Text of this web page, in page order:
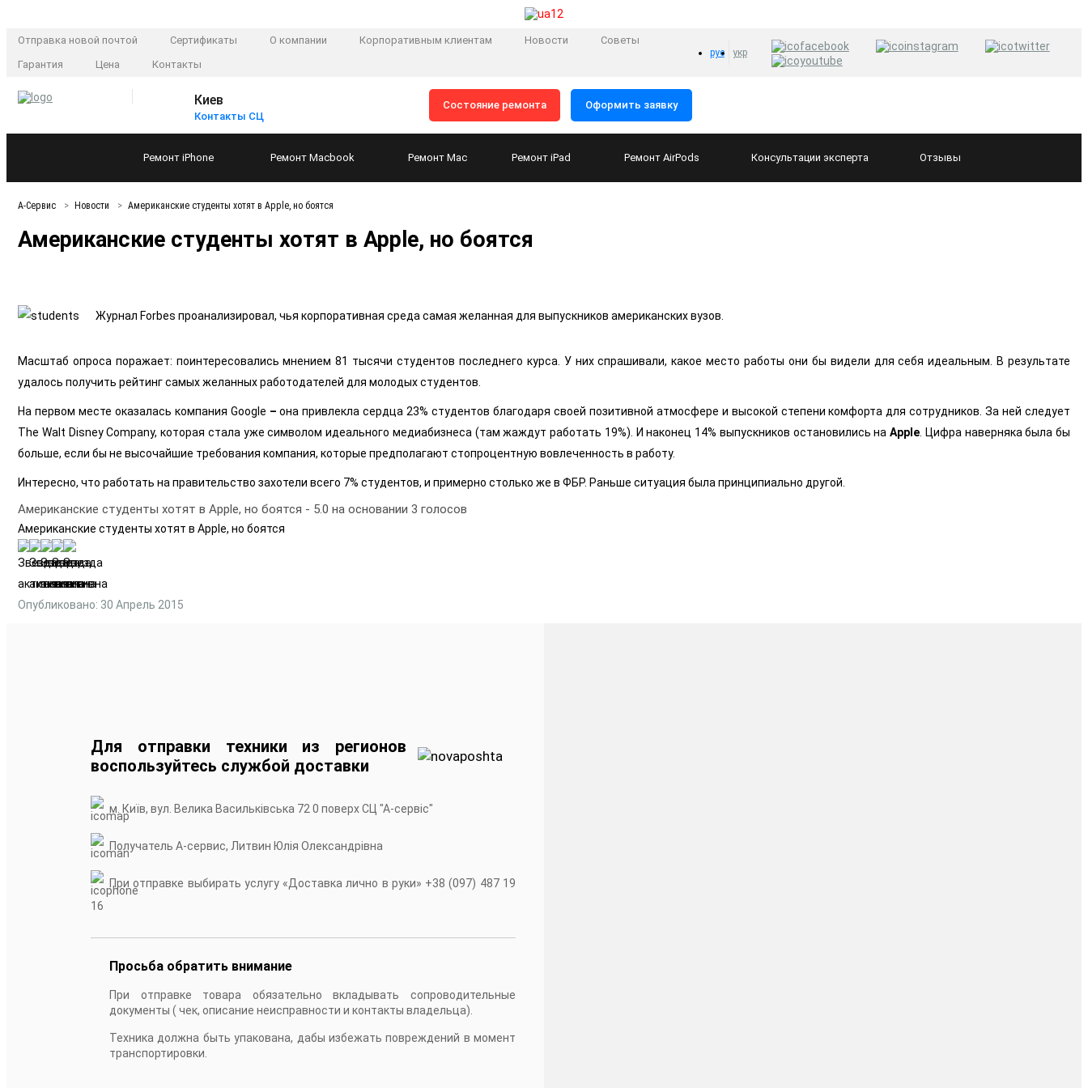
Отправка новой почтой Сертификаты О компании Корпоративным клиентам Новости
Советы
Гарантия
Цена Контакты
рус укр
Киев
Контакты СЦ
Состояние ремонта Оформить заявку
Ремонт iPhone Ремонт Macbook Ремонт Mac Ремонт iPad Ремонт AirPods Консультации эксперта Отзывы
А-Сервис Новости Американские студенты хотят в Apple, но боятся
Американские студенты хотят в Apple, но боятся
Журнал Forbes проанализировал, чья корпоративная среда самая желанная для выпускников американских вузов.
Масштаб опроса поражает: поинтересовались мнением 81 тысячи студентов последнего курса. У них спрашивали, какое место работы они бы видели для себя идеальным. В результате
удалось получить рейтинг самых желанных работодателей для молодых студентов.
На первом месте оказалась компания Google –она привлекла сердца 23% студентов благодаря своей позитивной атмосфере и высокой степени комфорта для сотрудников. За ней следует
The Walt Disney Company, которая стала уже символом идеального медиабизнеса (там жаждут работать 19%). И наконец 14% выпускников остановились на Apple . Цифра наверняка была бы
больше, если бы не высочайшие требования компания, которые предполагают стопроцентную вовлеченность в работу.
Интересно, что работать на правительство захотели всего 7% студентов, и примерно столько же в ФБР. Раньше ситуация была принципиально другой.
Американские студенты хотят в Apple, но боятся - 5.0 на основании 3 голосов
Американские студенты хотят в Apple, но боятся
Опубликовано: 30 Апрель 2015
Для отправки техники из регионов
воспользуйтесь службой доставки
м. Київ, вул. Велика Васильківська 72 0 поверх СЦ "А-сервiс"
Получатель А-сервис, Литвин Юлія Олександрівна
При отправке выбирать услугу «Доставка лично в руки» +38 (097) 487 19
16
Просьба обратить внимание
При отправке товара обязательно вкладывать сопроводительные
документы ( чек, описание неисправности и контакты владельца).
Техника должна быть упакована, дабы избежать повреждений в момент
транспортировки.